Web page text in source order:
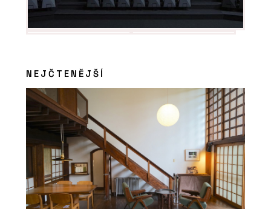
NEJČTENĚJŠÍ